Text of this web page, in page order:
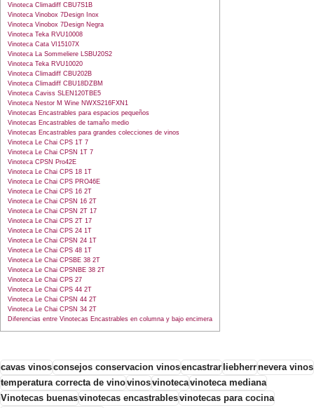
Vinoteca Climadiff CBU7S1B
Vinoteca Vinobox 7Design Inox
Vinoteca Vinobox 7Design Negra
Vinoteca Teka RVU10008
Vinoteca Cata VI15107X
Vinoteca La Sommeliere LSBU20S2
Vinoteca Teka RVU10020
Vinoteca Climadiff CBU202B
Vinoteca Climadiff CBU18DZBM
Vinoteca Caviss SLEN120TBE5
Vinoteca Nestor M Wine NWXS216FXN1
Vinotecas Encastrables para espacios pequeños
Vinotecas Encastrables de tamaño medio
Vinotecas Encastrables para grandes colecciones de vinos
Vinoteca Le Chai CPS 1T 7
Vinoteca Le Chai CPSN 1T 7
Vinoteca CPSN Pro42E
Vinoteca Le Chai CPS 18 1T
Vinoteca Le Chai CPS PRO46E
Vinoteca Le Chai CPS 16 2T
Vinoteca Le Chai CPSN 16 2T
Vinoteca Le Chai CPSN 2T 17
Vinoteca Le Chai CPS 2T 17
Vinoteca Le Chai CPS 24 1T
Vinoteca Le Chai CPSN 24 1T
Vinoteca Le Chai CPS 48 1T
Vinoteca Le Chai CPSBE 38 2T
Vinoteca Le Chai CPSNBE 38 2T
Vinoteca Le Chai CPS 27
Vinoteca Le Chai CPS 44 2T
Vinoteca Le Chai CPSN 44 2T
Vinoteca Le Chai CPSN 34 2T
Diferencias entre Vinotecas Encastrables en columna y bajo encimera
cavas vinosconsejos conservacion vinosencastrarliebherrnevera vinos
temperatura correcta de vinovinosvinotecavinoteca mediana
Vinotecas buenasvinotecas encastrablesvinotecas para cocina